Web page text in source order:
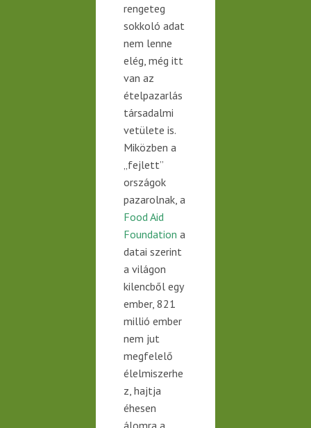
rengeteg
sokkoló adat
nem lenne
elég, még itt
van az
ételpazarlás
társadalmi
vetülete is.
Miközben a
„fejlett”
országok
pazarolnak, a
Food Aid
Foundation a
datai szerint
a világon
kilencből egy
ember, 821
millió ember
nem jut
megfelelő
élelmiszerhe
z, hajtja
éhesen
álomra a